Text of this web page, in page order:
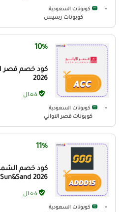
كوبونات السعودية
كوبونات رسيس
10%
2026
فعال
كوبونات السعودية
كوبونات قصر الاواني
11%
Sun&Sand 2026
فعال
كوبونات السعودية